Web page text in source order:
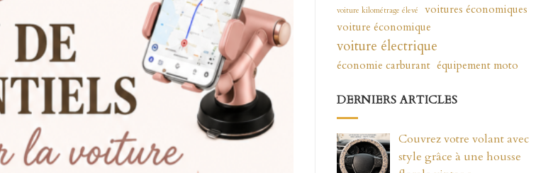
voiture kilométrage élevé
voitures économiques
voiture économique
voiture électrique
économie carburant équipement moto
DERNIERS ARTICLES
Couvrez votre volant avec
style grâce à une housse